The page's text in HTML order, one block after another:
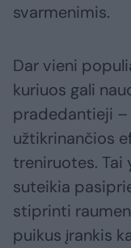
svarmenimis.
Dar vieni
kuriuos gali
pradedantieji
užtikrinančios
treniruotes. Tai
suteikia
stiprinti
puikus įrankis